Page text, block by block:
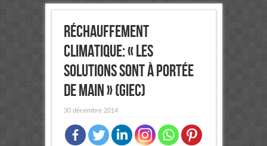
Réchauffement
climatique: « les
solutions sont à portée
de main » (Giec)
30 décembre 2014